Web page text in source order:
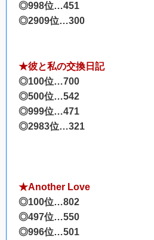
◎998位…451
◎2909位…300
★彼と私の交換日記
◎100位…700
◎500位…542
◎999位…471
◎2983位…321
★Another Love
◎100位…802
◎497位…550
◎996位…501